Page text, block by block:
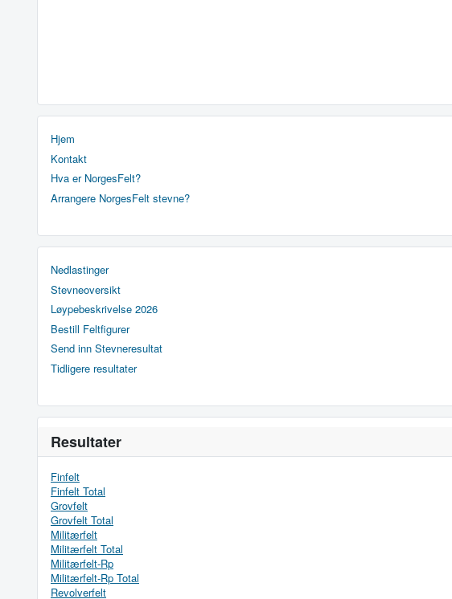
Hjem
Kontakt
Hva er NorgesFelt?
Arrangere NorgesFelt stevne?
Nedlastinger
Stevneoversikt
Løypebeskrivelse 2026
Bestill Feltfigurer
Send inn Stevneresultat
Tidligere resultater
Resultater
Finfelt
Finfelt Total
Grovfelt
Grovfelt Total
Militærfelt
Militærfelt Total
Militærfelt-Rp
Militærfelt-Rp Total
Revolverfelt